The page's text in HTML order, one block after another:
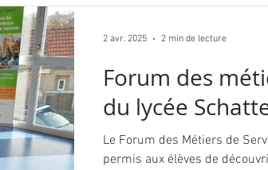
cohabiter avec le Hans
Forum des
du lycée
Le Forum des Métiers de
permis aux élèves de
2 avr. 2025 2 min de lecture